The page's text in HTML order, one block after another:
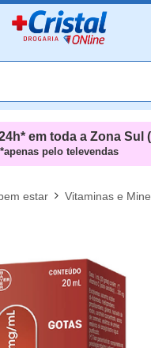
em toda a Zona Sul
*apenas pelo televendas
estar Vitaminas e